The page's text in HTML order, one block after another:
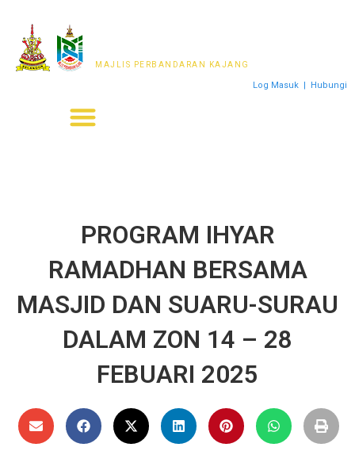
MAJLIS PERBANDARAN KAJANG
Log Masuk | Hubungi
PROGRAM IHYAR
RAMADHAN BERSAMA
MASJID DAN SUARU-SURAU
DALAM ZON 14 – 28
FEBUARI 2025